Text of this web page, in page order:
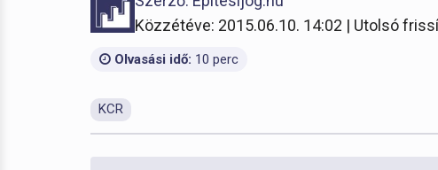
Közzétéve: 2015.06.10. 14:02 | Utolsó
Olvasási idő: 10 perc
KCR